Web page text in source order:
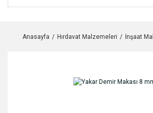
Anasayfa Hırdavat Malzemeleri İnşaat